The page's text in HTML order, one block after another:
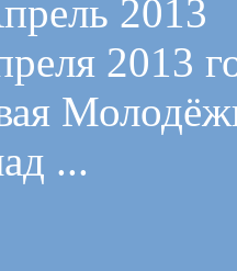
2013
2013
...